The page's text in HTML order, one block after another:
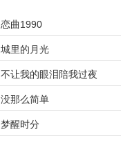
恋曲1990
城里的月光
不让我的眼泪陪我过夜
没那么简单
梦醒时分